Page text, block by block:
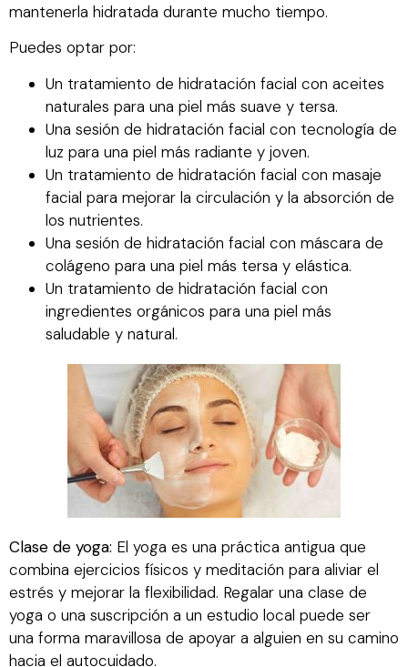
mantenerla hidratada durante mucho tiempo.
Puedes optar por:
Un tratamiento de hidratación facial con aceites
naturales para una piel más suave y tersa.
Una sesión de hidratación facial con tecnología de
luz para una piel más radiante y joven.
Un tratamiento de hidratación facial con masaje
facial para mejorar la circulación y la absorción de
los nutrientes.
Una sesión de hidratación facial con máscara de
colágeno para una piel más tersa y elástica.
Un tratamiento de hidratación facial con
ingredientes orgánicos para una piel más
saludable y natural.
Clase de yoga: El yoga es una práctica antigua que
combina ejercicios físicos y meditación para aliviar el
estrés y mejorar la flexibilidad. Regalar una clase de
yoga o una suscripción a un estudio local puede ser
una forma maravillosa de apoyar a alguien en su camino
hacia el autocuidado.